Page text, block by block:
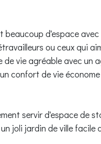
d'espace
ou ceux qui
vie agréable avec un
confort de vie économe
servir d'espace de
joli jardin de ville facile